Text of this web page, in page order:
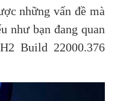
những vấn đề mà
như bạn đang quan
Build 22000.376